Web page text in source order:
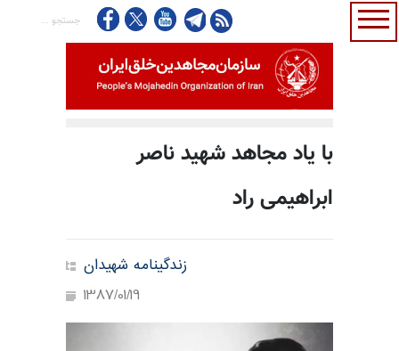
با یاد مجاهد شهید ناصر
ابراهیمی راد
زندگینامه شهیدان
1387/01/19